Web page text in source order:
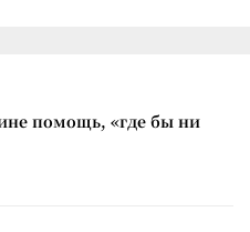
помощь, «где бы ни